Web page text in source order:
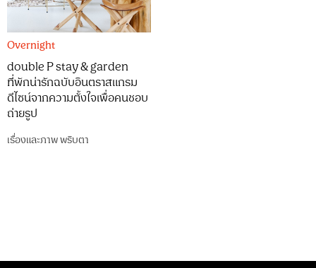
Overnight
double P stay & garden
ที่พักน่ารักฉบับอินตราสแกรม
ดีไซน์จากความตั้งใจเพื่อคนชอบ
ถ่ายรูป
เรื่องและภาพพริบตา